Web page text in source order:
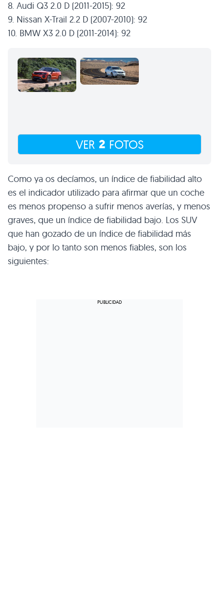
8. Audi Q3 2.0 D (2011-2015): 92
9. Nissan X-Trail 2.2 D (2007-2010): 92
10. BMW X3 2.0 D (2011-2014): 92
VER 2 FOTOS
Como ya os decíamos, un índice de fiabilidad alto
es el indicador utilizado para afirmar que un coche
es menos propenso a sufrir menos averías, y menos
graves, que un índice de fiabilidad bajo. Los SUV
que han gozado de un índice de fiabilidad más
bajo, y por lo tanto son menos fiables, son los
siguientes: